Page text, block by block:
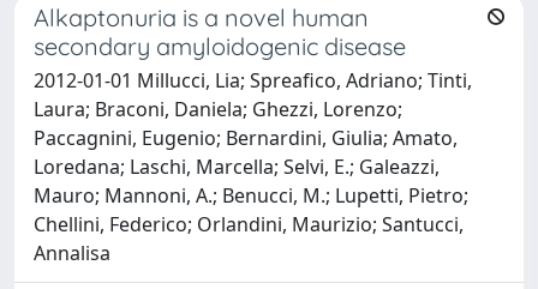
Alkaptonuria is a novel human
secondary amyloidogenic disease
2012-01-01 Millucci, Lia; Spreafico, Adriano; Tinti,
Laura; Braconi, Daniela; Ghezzi, Lorenzo;
Paccagnini, Eugenio; Bernardini, Giulia; Amato,
Loredana; Laschi, Marcella; Selvi, E.; Galeazzi,
Mauro; Mannoni, A.; Benucci, M.; Lupetti, Pietro;
Chellini, Federico; Orlandini, Maurizio; Santucci,
Annalisa